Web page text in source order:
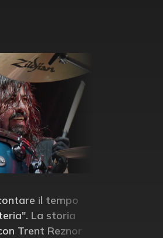
il tempo
La storia
Trent Reznor